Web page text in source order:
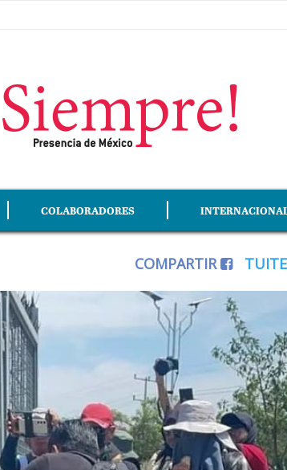
COLABORADORES
COMPARTIR